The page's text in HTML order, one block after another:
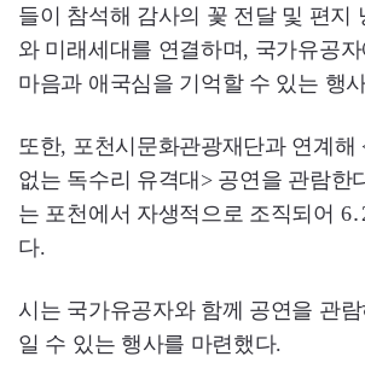
들이 참석해 감사의 꽃 전달 및 편지
와 미래세대를 연결하며, 국가유공자
마음과 애국심을 기억할 수 있는 행
또한, 포천시문화관광재단과 연계해
없는 독수리 유격대> 공연을 관람한
는 포천에서 자생적으로 조직되어
다.
시는 국가유공자와 함께 공연을 관
일 수 있는 행사를 마련했다.